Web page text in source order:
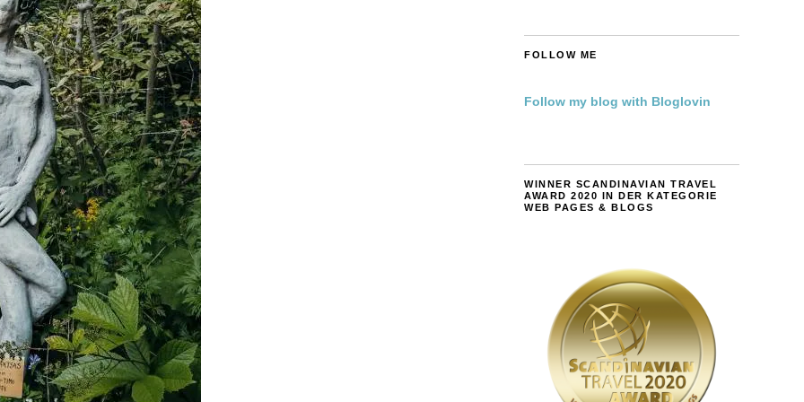
FOLLOW ME
Follow my blog with Bloglovin
WINNER SCANDINAVIAN TRAVEL
AWARD 2020 IN DER KATEGORIE
WEB PAGES & BLOGS